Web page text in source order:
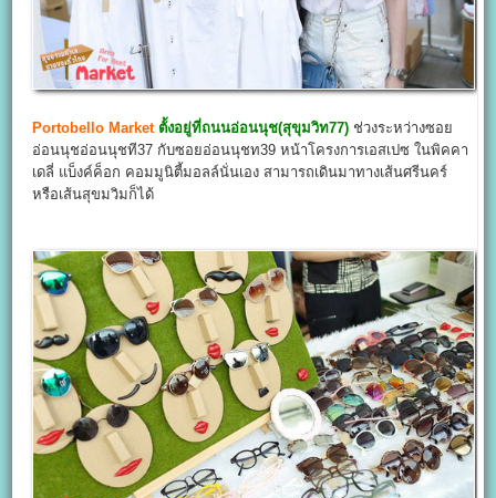
Portobello Market ตั้งอยู่ที่ถนนอ่อนนุช(สุขุมวิท77) ช่วงระหว่างซอย
อ่อนนุชอ่อนนุชที37 กับซอยอ่อนนุชท39 หน้าโครงการเอสเปซ ในพิคคา
เดลี่ แบ็งค์ค็อก คอมมูนิตี้มอลล์นั่นเอง สามารถเดินมาทางเส้นศรีนคร์
หรือเส้นสุขมวิมก็ได้